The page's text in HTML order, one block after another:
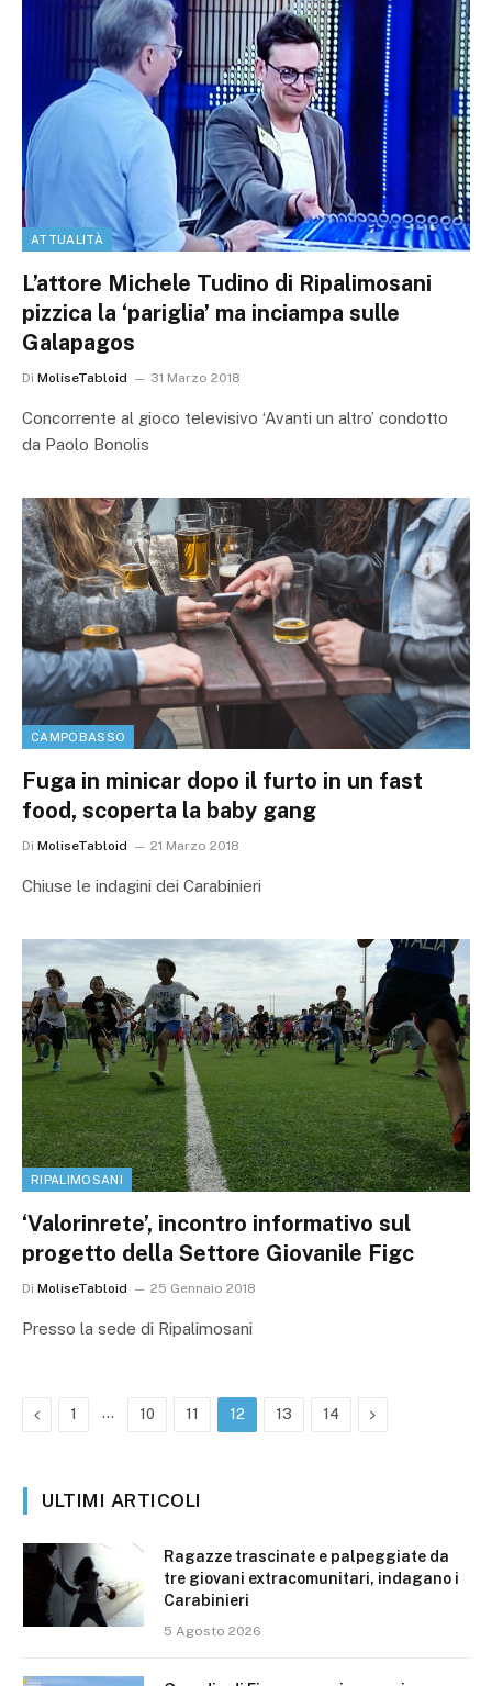
ATTUALITÀ
L’attore Michele Tudino di Ripalimosani
pizzica la ‘pariglia’ ma inciampa sulle
Galapagos
Di MoliseTabloid 31 Marzo 2018
Concorrente al gioco televisivo ‘Avanti un altro’ condotto
da Paolo Bonolis
CAMPOBASSO
Fuga in minicar dopo il furto in un fast
food, scoperta la baby gang
Di MoliseTabloid 21 Marzo 2018
Chiuse le indagini dei Carabinieri
RIPALIMOSANI
‘Valorinrete’, incontro informativo sul
progetto della Settore Giovanile Figc
Di MoliseTabloid 25 Gennaio 2018
Presso la sede di Ripalimosani
Precedente
1 … 10 11 12 13 14 Prossimo
ULTIMI ARTICOLI
Ragazze trascinate e palpeggiate da
tre giovani extracomunitari, indagano i
Carabinieri
5 Agosto 2026